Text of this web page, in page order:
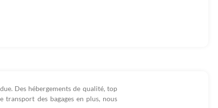
Des hébergements de qualité, top
des bagages en plus, nous